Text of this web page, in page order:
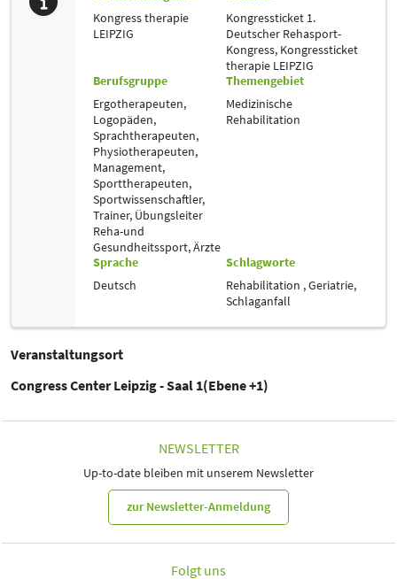
-Skoliosen
-Sportverletzungen
Kongress therapie
LEIPZIG
Kongressticket 1.
Deutscher Rehasport-
Kongress, Kongressticket
therapie LEIPZIG
Berufsgruppe
Ergotherapeuten,
Logopäden,
Sprachtherapeuten,
Physiotherapeuten,
Management,
Sporttherapeuten,
Sportwissenschaftler,
Trainer, Übungsleiter
Reha-und
Gesundheitssport,Ärzte
Themengebiet
Medizinische
Rehabilitation
Sprache
Deutsch
Schlagworte
Rehabilitation ,Geriatrie,
Schlaganfall
Veranstaltungsort
Congress Center Leipzig - Saal 1(Ebene +1)
NEWSLETTER
Up-to-date bleiben mit unserem Newsletter
zur Newsletter-Anmeldung
Folgt uns